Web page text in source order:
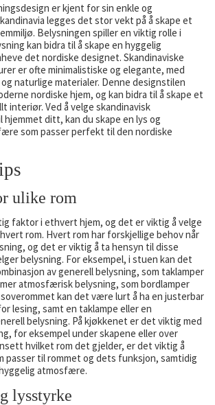
er kjent for sin enkle og
legges det stor vekt på å skape et
Belysningen spiller en viktig rolle i
kan bidra til å skape en hyggelig
det nordiske designet. Skandinaviske
er ofte minimalistiske og elegante, med
naturlige materialer. Denne designstilen
nordiske hjem, og kan bidra til å skape et
interiør. Ved å velge skandinavisk
ditt, kan du skape en lys og
som passer perfekt til den nordiske
ulike rom
faktor i ethvert hjem, og det er viktig å velge
rom. Hvert rom har forskjellige behov når
og det er viktig å ta hensyn til disse
belysning. For eksempel, i stuen kan det
av generell belysning, som taklamper
atmosfærisk belysning, som bordlamper
soverommet kan det være lurt å ha en justerbar
lesing, samt en taklampe eller en
belysning. På kjøkkenet er det viktig med
for eksempel under skapene eller over
hvilket rom det gjelder, er det viktig å
passer til rommet og dets funksjon, samtidig
atmosfære.
lysstyrke